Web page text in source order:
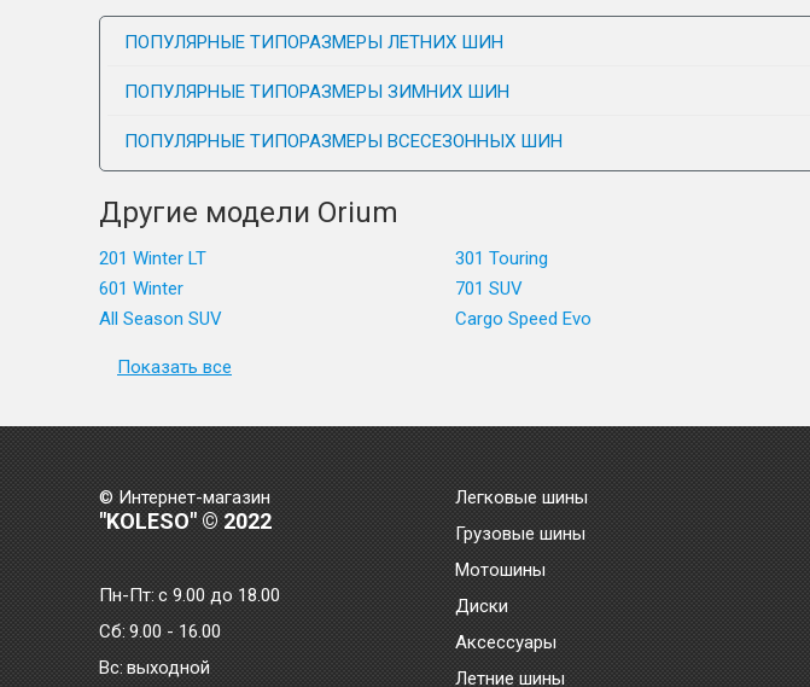
ПОПУЛЯРНЫЕ ТИПОРАЗМЕРЫ ЛЕТНИХ ШИН
ПОПУЛЯРНЫЕ ТИПОРАЗМЕРЫ ЗИМНИХ ШИН
ПОПУЛЯРНЫЕ ТИПОРАЗМЕРЫ ВСЕСЕЗОННЫХ ШИН
Другие модели Orium
201 Winter LT 301 Touring
601 Winter
701 SUV
All Season SUV
Cargo Speed Evo
Показать все
© Интернет-магазин
"KOLESO" © 2022
Пн-Пт:с 9.00 до 18.00
Сб: 9.00 - 16.00
Bc: выходной
Легковые шины
Грузовые шины
Мотошины
Диски
Аксессуары
Летние шины